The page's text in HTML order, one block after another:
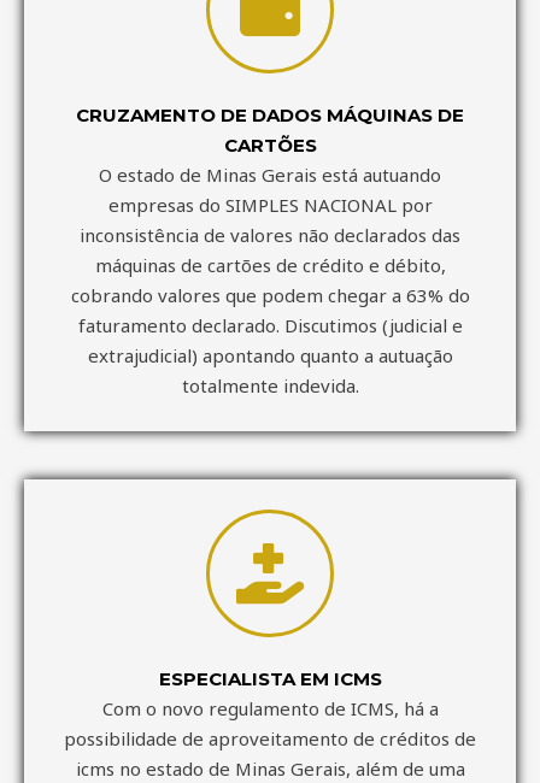
CRUZAMENTO DE DADOS MÁQUINAS DE
CARTÕES
O estado de Minas Gerais está autuando
empresas do SIMPLES NACIONAL por
inconsistência de valores não declarados das
máquinas de cartões de crédito e débito,
cobrando valores que podem chegar a 63% do
faturamento declarado. Discutimos (judicial e
extrajudicial) apontando quanto a autuação
totalmente indevida.
ESPECIALISTA EM ICMS
Com o novo regulamento de ICMS, há a
possibilidade de aproveitamento de créditos de
icms no estado de Minas Gerais, além de uma